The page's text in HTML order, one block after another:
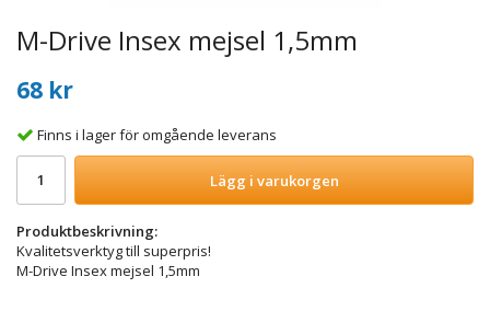
M-Drive Insex mejsel 1,5mm
68 kr
Finns i lager för omgående leverans
Lägg i varukorgen
Produktbeskrivning:
Kvalitetsverktyg till superpris!
M-Drive Insex mejsel 1,5mm